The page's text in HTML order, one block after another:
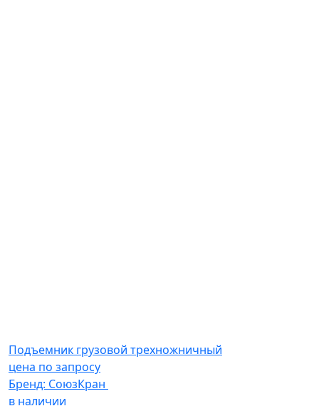
Подъемник грузовой трехножничный
цена по запросу
Бренд: СоюзКран
в наличии